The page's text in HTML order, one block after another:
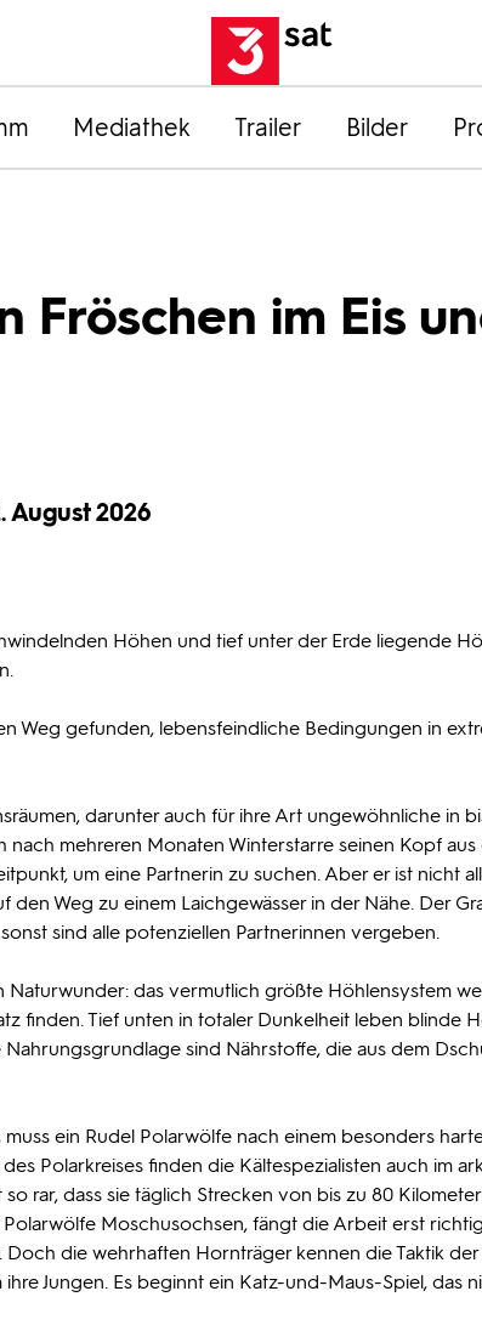
Mediathek Trailer Bilder
Fröschen im Eis
August 2026
Höhen und tief unter der Erde liegende
Weg gefunden, lebensfeindliche Bedingungen in
darunter auch für ihre Art ungewöhnliche in
mehreren Monaten Winterstarre seinen Kopf aus
um eine Partnerin zu suchen. Aber er ist nicht
Weg zu einem Laichgewässer in der Nähe. Der
sind alle potenziellen Partnerinnen vergeben.
das vermutlich größte Höhlensystem
finden. Tief unten in totaler Dunkelheit leben blinde
sind Nährstoffe, die aus dem
ein Rudel Polarwölfe nach einem besonders
Polarkreises finden die Kältespezialisten auch im
rar, dass sie täglich Strecken von bis zu 80
Moschusochsen, fängt die Arbeit erst
die wehrhaften Hornträger kennen die Taktik
Jungen. Es beginnt ein Katz-und-Maus-Spiel, das